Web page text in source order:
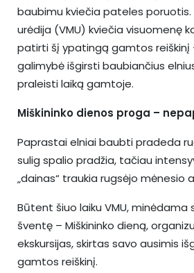
baubimu kviečia pateles poruotis.
urėdija (VMU) kviečia visuomenę
patirti šį ypatingą gamtos reiškinį
galimybė išgirsti baubiančius
praleisti laiką gamtoje.
Miškininko dienos proga –
Paprastai elniai baubti pradeda
sulig spalio pradžia, tačiau
„dainas“ traukia rugsėjo mėnesio
Būtent šiuo laiku VMU, minėdama
šventę – Miškininko dieną,
ekskursijas, skirtas savo ausimis
gamtos reiškinį.